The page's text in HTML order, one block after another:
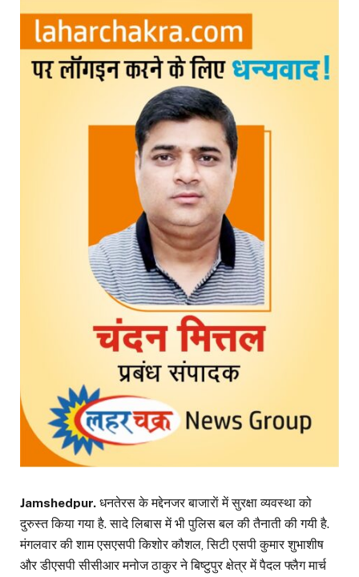
Jamshedpur. धनतेरस के मद्देनजर बाजाराें में सुरक्षा व्यवस्था को
दुरुस्त किया गया है. सादे लिबास में भी पुलिस बल की तैनाती की गयी है.
मंगलवार की शाम एसएसपी किशोर कौशल, सिटी एसपी कुमार शुभाशीष
और डीएसपी सीसीआर मनोज ठाकुर ने बिष्टुपुर क्षेत्र में पैदल फ्लैग मार्च